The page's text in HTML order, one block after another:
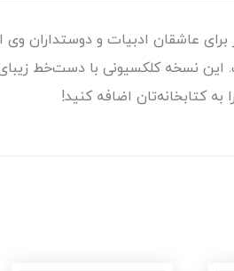
کلکسیونی با دست‌خط زیبای
کتابخانه‌تان اضافه کنید!